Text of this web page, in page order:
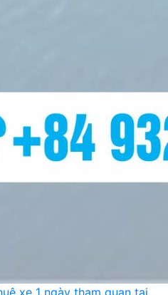
xe 1 ngày tham quan tại